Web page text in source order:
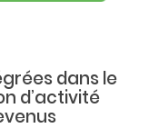
dans le
d’activité